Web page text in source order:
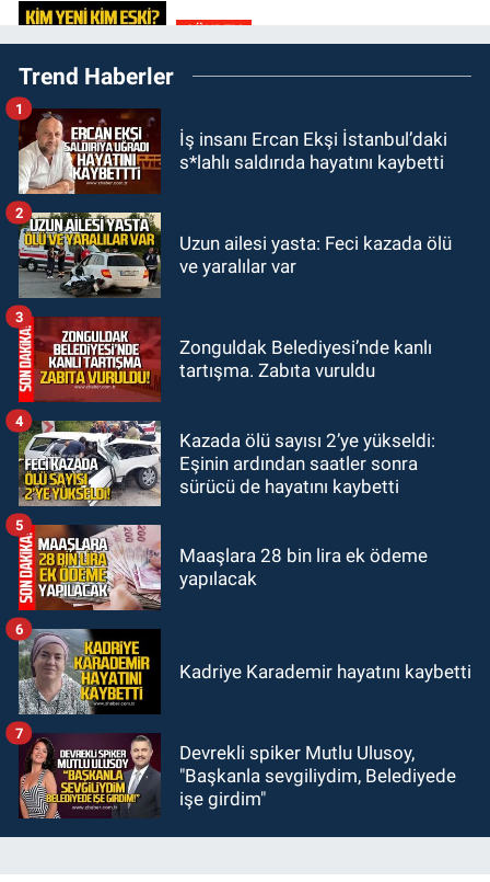
GÜNDEM
21:11
20:48Zonguldaklı oyuncu Ülkü
GÜNDEM
19:54Kilimli'de modern tesislerde
Trend Haberler
İş insanı Ercan Ekşi İstanbul’daki
s*lahlı saldırıda hayatını kaybetti
1
Uzun ailesi yasta: Feci kazada ölü
ve yaralılar var
2
Zonguldak Belediyesi’nde kanlı
tartışma. Zabıta vuruldu
3
Kazada ölü sayısı 2’ye yükseldi:
Eşinin ardından saatler sonra
sürücü de hayatını kaybetti
4
Maaşlara 28 bin lira ek ödeme
yapılacak
5
Kadriye Karademir hayatını kaybetti
6
Devrekli spiker Mutlu Ulusoy,
"Başkanla sevgiliydim, Belediyede
işe girdim"
7